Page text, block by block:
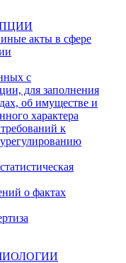
акты в сфере
с
для заполнения
об имуществе и
характера
к
о фактах